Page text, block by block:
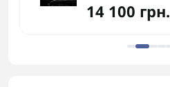
14 100 грн.